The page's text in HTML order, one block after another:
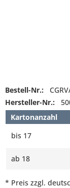
Bestell-Nr.:
Hersteller-Nr.:
Kartonanzahl
bis 17
ab 18
* Preis zzgl.